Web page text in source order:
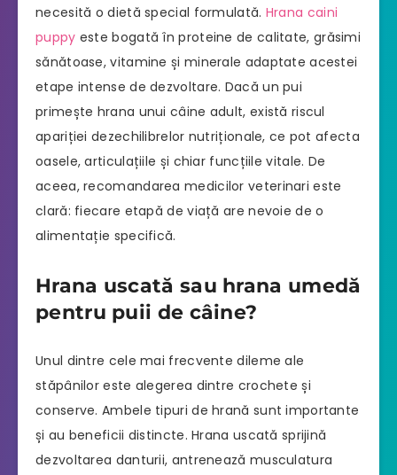
necesită o dietă special formulată. Hrana caini
puppy este bogată în proteine de calitate, grăsimi
sănătoase, vitamine și minerale adaptate acestei
etape intense de dezvoltare. Dacă un pui
primește hrana unui câine adult, există riscul
apariției dezechilibrelor nutriționale, ce pot afecta
oasele, articulațiile și chiar funcțiile vitale. De
aceea, recomandarea medicilor veterinari este
clară: fiecare etapă de viață are nevoie de o
alimentație specifică.
Hrana uscată sau hrana umedă
pentru puii de câine?
Unul dintre cele mai frecvente dileme ale
stăpânilor este alegerea dintre crochete și
conserve. Ambele tipuri de hrană sunt importante
și au beneficii distincte. Hrana uscată sprijină
dezvoltarea danturii, antrenează musculatura